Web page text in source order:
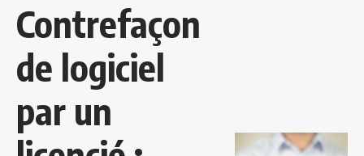
Contrefaçon
de logiciel
par un